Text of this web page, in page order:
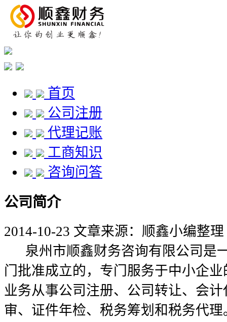
首页
公司注册
代理记账
工商知识
咨询问答
公司简介
2014-10-23 文章来源：顺鑫小编整理
泉州市顺鑫财务咨询有限公司是
门批准成立的，专门服务于中小企
业务从事公司注册、公司转让、会
审、证件年检、税务筹划和税务代